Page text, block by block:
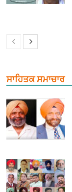
ਸਾਹਿਤਕ ਸਮਾਚਾਰ